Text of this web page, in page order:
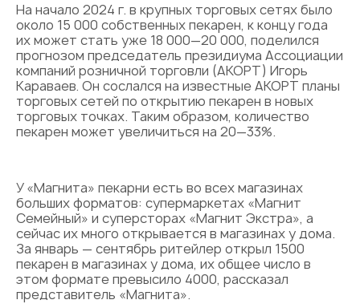
На начало 2024 г. в крупных торговых сетях было
около 15 000 собственных пекарен, к концу года
их может стать уже 18 000—20 000, поделился
прогнозом председатель президиума Ассоциации
компаний розничной торговли (АКОРТ) Игорь
Караваев. Он сослался на известные АКОРТ планы
торговых сетей по открытию пекарен в новых
торговых точках. Таким образом, количество
пекарен может увеличиться на 20—33%.
У «Магнита» пекарни есть во всех магазинах
больших форматов: супермаркетах «Магнит
Семейный» и суперсторах «Магнит Экстра», а
сейчас их много открывается в магазинах у дома.
За январь — сентябрь ритейлер открыл 1500
пекарен в магазинах у дома, их общее число в
этом формате превысило 4000, рассказал
представитель «Магнита».